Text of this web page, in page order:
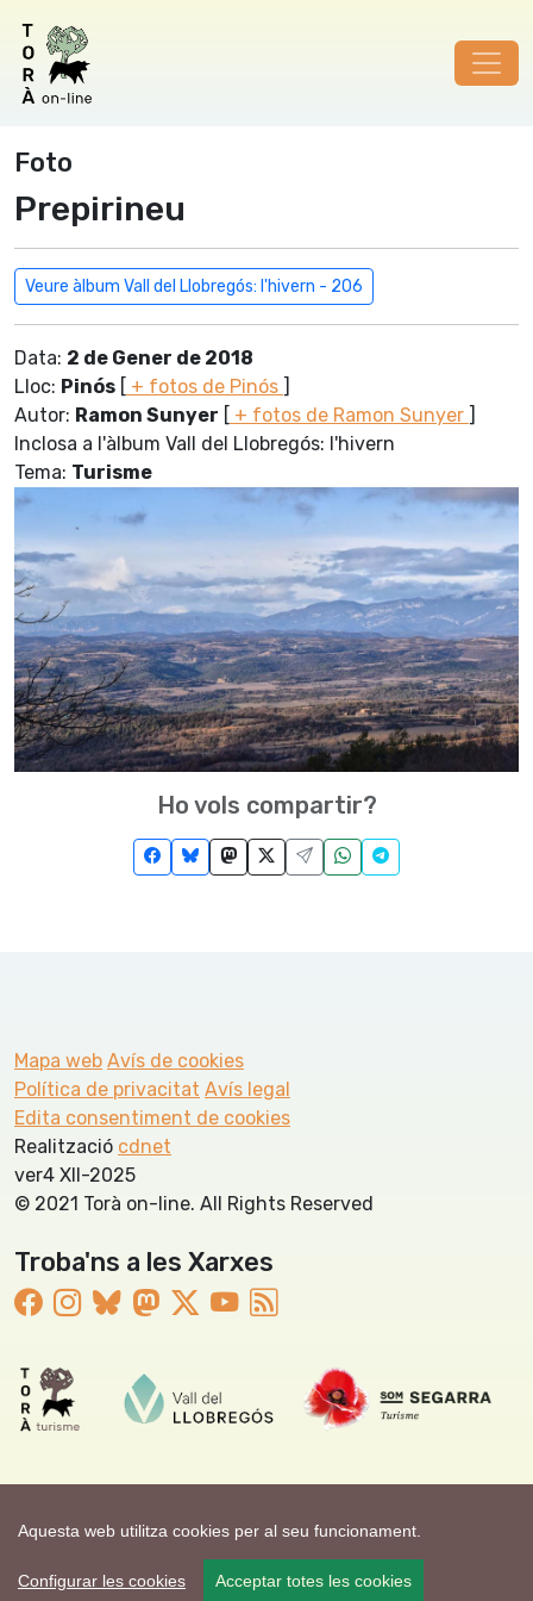
Aquesta web utilitza cookies per al seu funcionament.
Configurar les cookies Acceptar totes les cookies
Foto
Prepirineu
Veure àlbum Vall del Llobregós: l'hivern - 206
Data: 2 de Gener de 2018
Lloc: Pinós [ + fotos de Pinós ]
Autor: Ramon Sunyer [ + fotos de Ramon Sunyer ]
Inclosa a l'àlbum Vall del Llobregós: l'hivern
Tema: Turisme
Ho vols compartir?
Mapa web Avís de cookies
Política de privacitat Avís legal
Edita consentiment de cookies
Realització cdnet
ver4 XII-2025
© 2021 Torà on-line. All Rights Reserved
Troba'ns a les Xarxes